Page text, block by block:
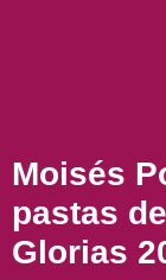
Moisés
pastas
Glorias